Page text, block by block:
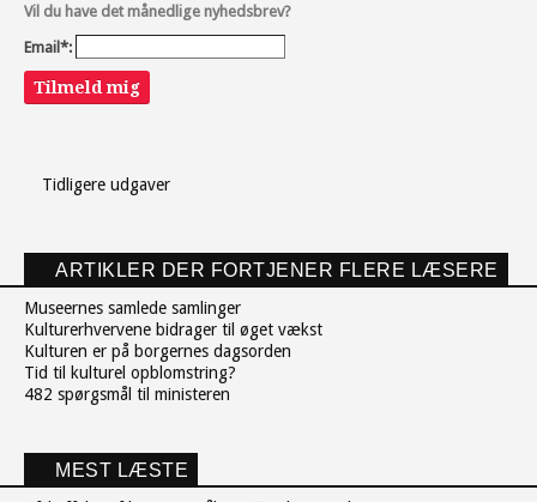
Vil du have det månedlige nyhedsbrev?
Email*:
Tilmeld mig
Tidligere udgaver
ARTIKLER DER FORTJENER FLERE LÆSERE
Museernes samlede samlinger
Kulturerhvervene bidrager til øget vækst
Kulturen er på borgernes dagsorden
Tid til kulturel opblomstring?
482 spørgsmål til ministeren
MEST LÆSTE